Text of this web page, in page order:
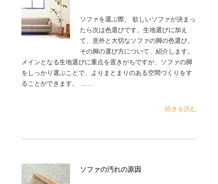
ソファを選ぶ際、 欲しいソファが決まっ
たら次は色選びです。生地選びに加え
て、意外と大切なソファの脚の色選び。
その脚の選び方について、紹介します。
メインとなる生地選びに重点を置きがちですが、ソファの脚
をしっかり選ぶことで、よりまとまりのある空間づくりをす
ることができます。 ……
...続きを読む
ソファの汚れの原因